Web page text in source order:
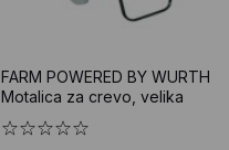
FARM POWERED BY WURTH
Motalica za crevo, velika